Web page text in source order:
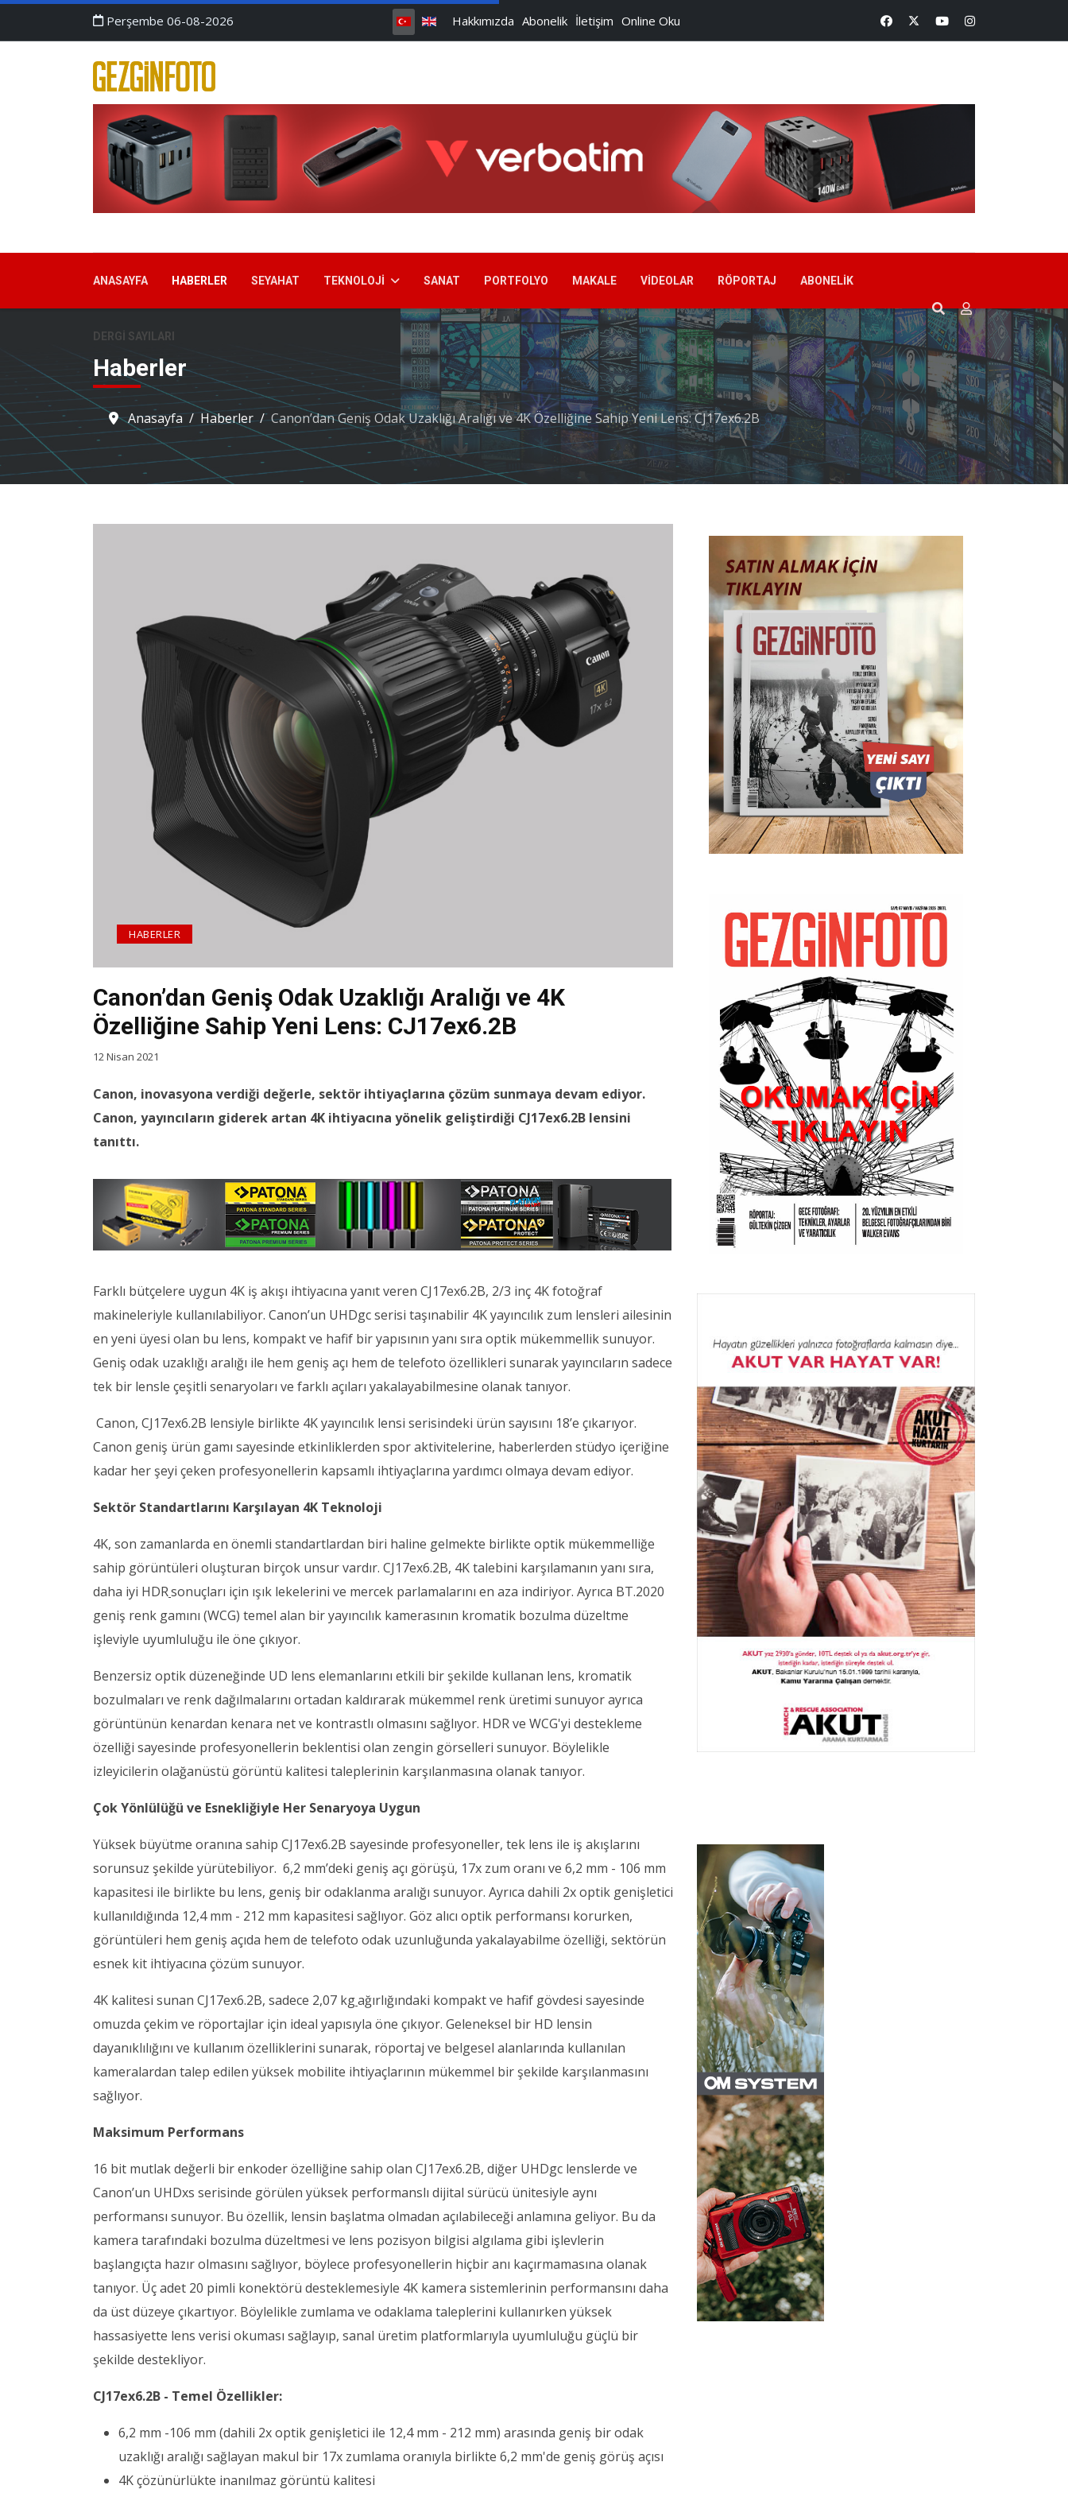
Perşembe 06-08-2026 Hakkımızda Abonelik İletişim Online Oku
ANASAYFA HABERLER SEYAHAT TEKNOLOJI SANAT PORTFOLYO MAKALE VIDEOLAR RÖPORTAJ ABONELIK
DERGI SAYILARI
Haberler
Anasayfa Haberler Canon’dan Geniş Odak Uzaklığı Aralığı ve 4K Özelliğine Sahip Yeni Lens: CJ17ex6.2B
Canon’dan Geniş Odak Uzaklığı Aralığı ve 4K
Özelliğine Sahip Yeni Lens: CJ17ex6.2B
HABERLER
12 Nisan 2021
Canon, inovasyona verdiği değerle, sektör ihtiyaçlarına çözüm sunmaya devam ediyor.
Canon, yayıncıların giderek artan 4K ihtiyacına yönelik geliştirdiği CJ17ex6.2B lensini
tanıttı.
Farklı bütçelere uygun 4K iş akışı ihtiyacına yanıt veren CJ17ex6.2B, 2/3 inç 4K fotoğraf
makineleriyle kullanılabiliyor. Canon’un UHDgc serisi taşınabilir 4K yayıncılık zum lensleri ailesinin
en yeni üyesi olan bu lens, kompakt ve hafif bir yapısının yanı sıra optik mükemmellik sunuyor.
Geniş odak uzaklığı aralığı ile hem geniş açı hem de telefoto özellikleri sunarak yayıncıların sadece
tek bir lensle çeşitli senaryoları ve farklı açıları yakalayabilmesine olanak tanıyor.
Canon, CJ17ex6.2B lensiyle birlikte 4K yayıncılık lensi serisindeki ürün sayısını 18’e çıkarıyor.
Canon geniş ürün gamı sayesinde etkinliklerden spor aktivitelerine, haberlerden stüdyo içeriğine
kadar her şeyi çeken profesyonellerin kapsamlı ihtiyaçlarına yardımcı olmaya devam ediyor.
Sektör Standartlarını Karşılayan 4K Teknoloji
4K, son zamanlarda en önemli standartlardan biri haline gelmekte birlikte optik mükemmelliğe
sahip görüntüleri oluşturan birçok unsur vardır. CJ17ex6.2B, 4K talebini karşılamanın yanı sıra,
daha iyi HDRsonuçları için ışık lekelerini ve mercek parlamalarını en aza indiriyor. Ayrıca BT.2020
geniş renk gamını (WCG) temel alan bir yayıncılık kamerasının kromatik bozulma düzeltme
işleviyle uyumluluğu ile öne çıkıyor.
Benzersiz optik düzeneğinde UD lens elemanlarını etkili bir şekilde kullanan lens, kromatik
bozulmaları ve renk dağılmalarını ortadan kaldırarak mükemmel renk üretimi sunuyor ayrıca
görüntünün kenardan kenara net ve kontrastlı olmasını sağlıyor. HDR ve WCG'yi destekleme
özelliği sayesinde profesyonellerin beklentisi olan zengin görselleri sunuyor. Böylelikle
izleyicilerin olağanüstü görüntü kalitesi taleplerinin karşılanmasına olanak tanıyor.
Çok Yönlülüğü ve Esnekliğiyle Her Senaryoya Uygun
Yüksek büyütme oranına sahip CJ17ex6.2B sayesinde profesyoneller, tek lens ile iş akışlarını
sorunsuz şekilde yürütebiliyor. 6,2 mm’deki geniş açı görüşü, 17x zum oranı ve 6,2 mm - 106 mm
kapasitesi ile birlikte bu lens, geniş bir odaklanma aralığı sunuyor. Ayrıca dahili 2x optik genişletici
kullanıldığında 12,4 mm - 212 mm kapasitesi sağlıyor. Göz alıcı optik performansı korurken,
görüntüleri hem geniş açıda hem de telefoto odak uzunluğunda yakalayabilme özelliği, sektörün
esnek kit ihtiyacına çözüm sunuyor.
4K kalitesi sunan CJ17ex6.2B, sadece 2,07 kgağırlığındaki kompakt ve hafif gövdesi sayesinde
omuzda çekim ve röportajlar için ideal yapısıyla öne çıkıyor. Geleneksel bir HD lensin
dayanıklılığını ve kullanım özelliklerini sunarak, röportaj ve belgesel alanlarında kullanılan
kameralardan talep edilen yüksek mobilite ihtiyaçlarının mükemmel bir şekilde karşılanmasını
sağlıyor.
Maksimum Performans
16 bit mutlak değerli bir enkoder özelliğine sahip olan CJ17ex6.2B, diğer UHDgc lenslerde ve
Canon’un UHDxs serisinde görülen yüksek performanslı dijital sürücü ünitesiyle aynı
performansı sunuyor. Bu özellik, lensin başlatma olmadan açılabileceği anlamına geliyor. Bu da
kamera tarafındaki bozulma düzeltmesi ve lens pozisyon bilgisi algılama gibi işlevlerin
başlangıçta hazır olmasını sağlıyor, böylece profesyonellerin hiçbir anı kaçırmamasına olanak
tanıyor. Üç adet 20 pimli konektörü desteklemesiyle 4K kamera sistemlerinin performansını daha
da üst düzeye çıkartıyor. Böylelikle zumlama ve odaklama taleplerini kullanırken yüksek
hassasiyette lens verisi okuması sağlayıp, sanal üretim platformlarıyla uyumluluğu güçlü bir
şekilde destekliyor.
CJ17ex6.2B - Temel Özellikler:
6,2 mm -106 mm (dahili 2x optik genişletici ile 12,4 mm - 212 mm) arasında geniş bir odak
uzaklığı aralığı sağlayan makul bir 17x zumlama oranıyla birlikte 6,2 mm'de geniş görüş açısı
4K çözünürlükte inanılmaz görüntü kalitesi